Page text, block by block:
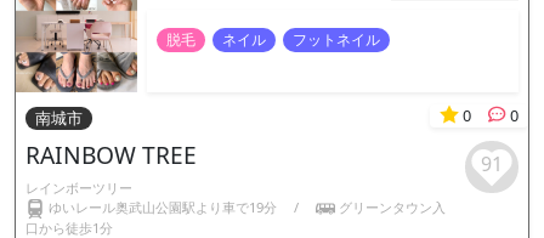
脱毛 ネイル フットネイル
南城市 0 0
RAINBOW TREE
レインボーツリー
ゆいレール奥武山公園駅より車で19分
/
グリーンタウン入
口から徒歩1分
91